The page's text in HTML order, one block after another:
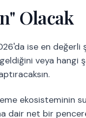
Olacak
ise en değerli
veya hangi
ekosisteminin
dair net bir